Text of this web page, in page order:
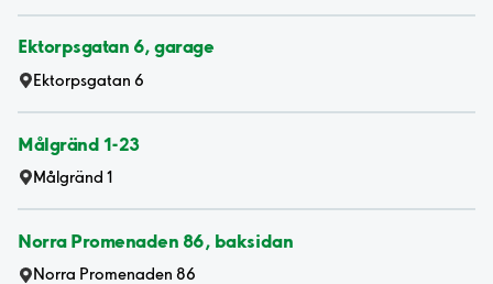
Ektorpsgatan 6, garage
Ektorpsgatan 6
Målgränd 1-23
Målgränd 1
Norra Promenaden 86, baksidan
Norra Promenaden 86